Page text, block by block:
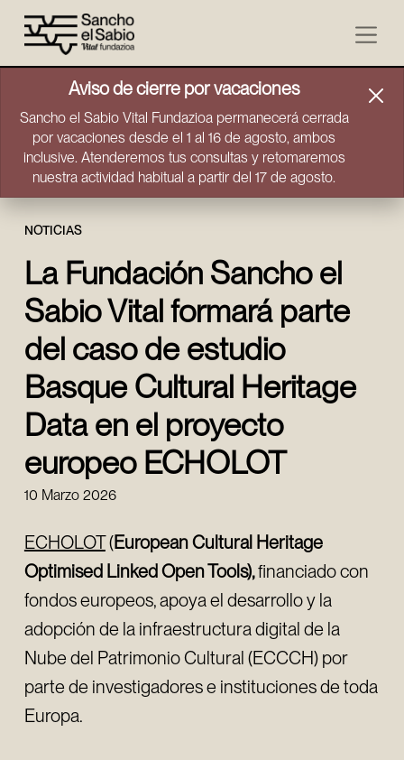
Ir directamente al contenido
Aviso de cierre por vacaciones
Sancho el Sabio Vital Fundazioa permanecerá cerrada
por vacaciones desde el 1 al 16 de agosto, ambos
inclusive. Atenderemos tus consultas y retomaremos
nuestra actividad habitual a partir del 17 de agosto.
NOTICIAS
La Fundación Sancho el
Sabio Vital formará parte
del caso de estudio
Basque Cultural Heritage
Data en el proyecto
europeo ECHOLOT
10 Marzo 2026
ECHOLOT(European Cultural Heritage
Optimised Linked Open Tools),financiado con
fondos europeos, apoya el desarrollo y la
adopción de la infraestructura digital de la
Nube del Patrimonio Cultural (ECCCH) por
parte de investigadores e instituciones de toda
Europa.